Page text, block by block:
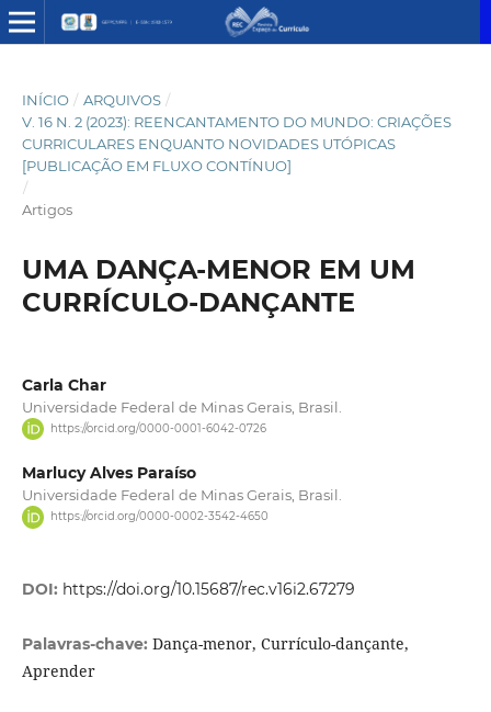
INÍCIO / ARQUIVOS /
V. 16 N. 2 (2023): REENCANTAMENTO DO MUNDO: CRIAÇÕES
CURRICULARES ENQUANTO NOVIDADES UTÓPICAS
[PUBLICAÇÃO EM FLUXO CONTÍNUO]
/
Artigos
UMA DANÇA-MENOR EM UM
CURRÍCULO-DANÇANTE
Carla Char
Universidade Federal de Minas Gerais, Brasil.
https://orcid.org/0000-0001-6042-0726
Marlucy Alves Paraíso
Universidade Federal de Minas Gerais, Brasil.
https://orcid.org/0000-0002-3542-4650
DOI: https://doi.org/10.15687/rec.v16i2.67279
Palavras-chave: Dança-menor, Currículo-dançante,
Aprender